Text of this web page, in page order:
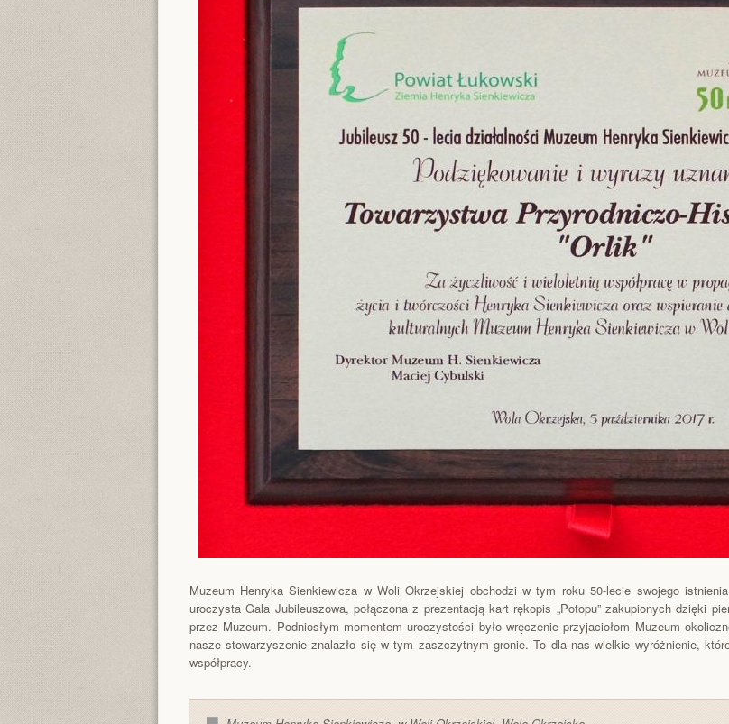
Muzeum Henryka Sienkiewicza w Woli Okrzejskiej obchodzi w tym roku 50-lecie swojego
uroczysta Gala Jubileuszowa, połączona z prezentacją kart rękopis „Potopu” zakupionych dzięki
przez Muzeum. Podniosłym momentem uroczystości było wręczenie przyjaciołom Muzeum
nasze stowarzyszenie znalazło się w tym zaszczytnym gronie. To dla nas wielkie wyróżnienie,
współpracy.